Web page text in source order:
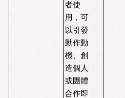
者使
用，可
以引發
動作動
機、創
造個人
或團體
合作即